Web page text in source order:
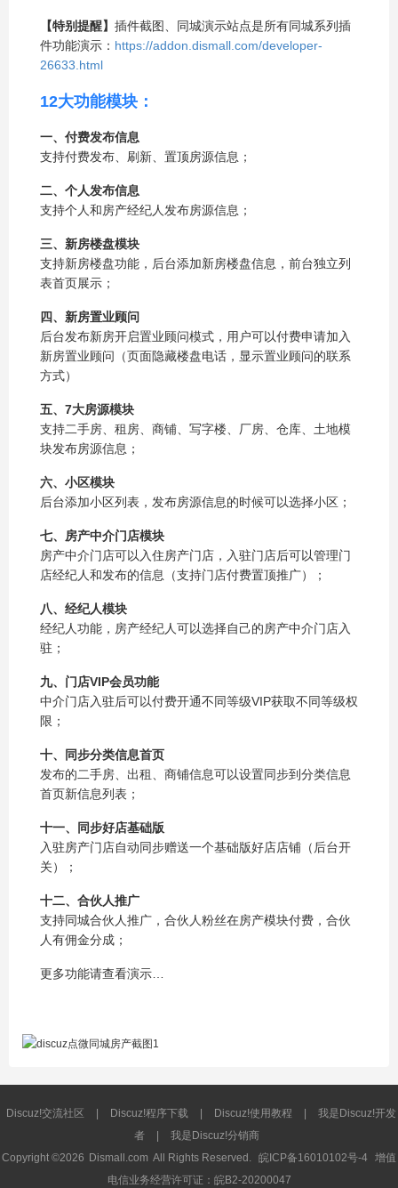
【特别提醒】 插件截图、同城演示站点是所有同城系列插
件功能演示： https://addon.dismall.com/developer-
26633.html
12大功能模块：
一、付费发布信息
支持付费发布、刷新、置顶房源信息；
二、个人发布信息
支持个人和房产经纪人发布房源信息；
三、新房楼盘模块
支持新房楼盘功能，后台添加新房楼盘信息，前台独立列
表首页展示；
四、新房置业顾问
后台发布新房开启置业顾问模式，用户可以付费申请加入
新房置业顾问（页面隐藏楼盘电话，显示置业顾问的联系
方式）
五、7大房源模块
支持二手房、租房、商铺、写字楼、厂房、仓库、土地模
块发布房源信息；
六、小区模块
后台添加小区列表，发布房源信息的时候可以选择小区；
七、房产中介门店模块
房产中介门店可以入住房产门店，入驻门店后可以管理门
店经纪人和发布的信息（支持门店付费置顶推广）；
八、经纪人模块
经纪人功能，房产经纪人可以选择自己的房产中介门店入
驻；
九、门店VIP会员功能
中介门店入驻后可以付费开通不同等级VIP获取不同等级权
限；
十、同步分类信息首页
发布的二手房、出租、商铺信息可以设置同步到分类信息
首页新信息列表；
十一、同步好店基础版
入驻房产门店自动同步赠送一个基础版好店店铺（后台开
关）；
十二、合伙人推广
支持同城合伙人推广，合伙人粉丝在房产模块付费，合伙
人有佣金分成；
更多功能请查看演示…
Discuz!交流社区 | Discuz!程序下载 | Discuz!使用教程 |
我是Discuz!开发
者
|
我是Discuz!分销商
Copyright ©2026 Dismall.com All Rights Reserved. 皖ICP备16010102号-4 增值
电信业务经营许可证：皖B2-20200047